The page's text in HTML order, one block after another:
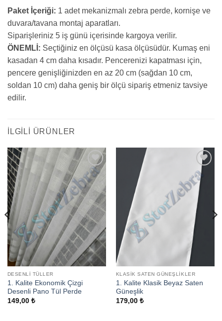
Paket İçeriği: 1 adet mekanizmalı zebra perde, kornişe ve
duvara/tavana montaj aparatları.
Siparişleriniz 5 iş günü içerisinde kargoya verilir.
ÖNEMLİ: Seçtiğiniz en ölçüsü kasa ölçüsüdür. Kumaş eni
kasadan 4 cm daha kısadır. Pencerenizi kapatması için,
pencere genişliğinizden en az 20 cm (sağdan 10 cm,
soldan 10 cm) daha geniş bir ölçü sipariş etmeniz tavsiye
edilir.
İLGILI ÜRÜNLER
Add to
wishlist
DESENLI TÜLLER
1. Kalite Ekonomik Çizgi
Desenli Pano Tül Perde
149,00 ₺
Add to
wishlist
KLASIK SATEN GÜNEŞLIKLER
1. Kalite Klasik Beyaz Saten
Güneşlik
179,00 ₺